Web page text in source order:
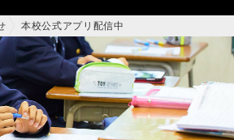
本校公式アプリ配信中